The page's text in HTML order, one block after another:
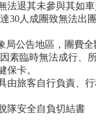
退其未參與其如車
30人成團致無法出
公告地區，團費全
素臨時無法成行、
保卡。
由旅客自行負責、
隊安全自負切結書